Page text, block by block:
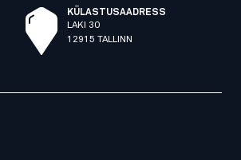
KÜLASTUSAADRESS
LAKI 30
12915 TALLINN